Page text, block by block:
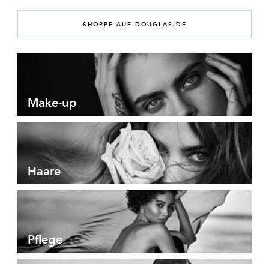
SHOPPE AUF DOUGLAS.DE
Make-up
Haare
Pflege